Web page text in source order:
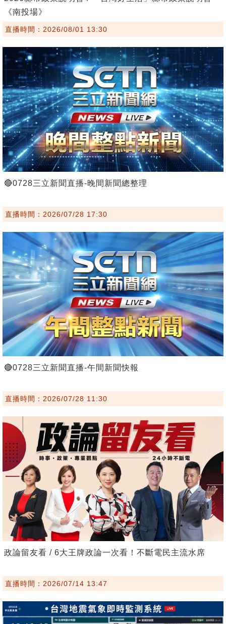
《南投場》
直播時間：2026/08/01 13:30
🔴0728三立新聞直播-晚間新聞總整理
直播時間：2026/07/28 17:30
🔴0728三立新聞直播-午間新聞快報
直播時間：2026/07/28 11:30
政論留友看 / 6大王牌政論一次看！不斷電民主流水席
直播時間：2026/07/14 13:47